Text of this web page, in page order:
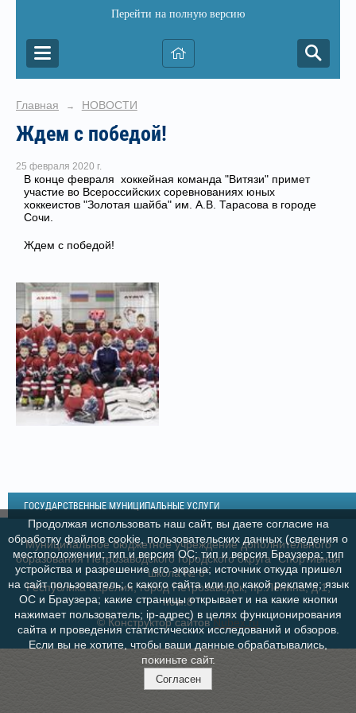
Перейти на полную версию
Главная → НОВОСТИ
Ждем с победой!
25 февраля 2020 г.
В конце февраля хоккейная команда "Витязи" примет
участие во Всероссийских соревнованиях юных
хоккеистов "Золотая шайба" им. А.В. Тарасова в городе
Сочи.
Ждем с победой!
ГОСУДАРСТВЕННЫЕ МУНИЦИПАЛЬНЫЕ УСЛУГИ
Муниципальное бюджетное учреждение дополнительного
образования Петрозаводского городского округа "Спортивная
школа № 6"
Республика Карелия, город Петрозаводск, пр.Ленина, д.1,
пом.8
© Конструктор сайтовNubex.ru
Продолжая использовать наш сайт, вы даете согласие на
обработку файлов cookie, пользовательских данных (сведения о
местоположении; тип и версия ОС; тип и версия Браузера; тип
устройства и разрешение его экрана; источник откуда пришел
на сайт пользователь; с какого сайта или по какой рекламе; язык
ОС и Браузера; какие страницы открывает и на какие кнопки
нажимает пользователь; ip-адрес) в целях функционирования
сайта и проведения статистических исследований и обзоров.
Если вы не хотите, чтобы ваши данные обрабатывались,
покиньте сайт.
Согласен